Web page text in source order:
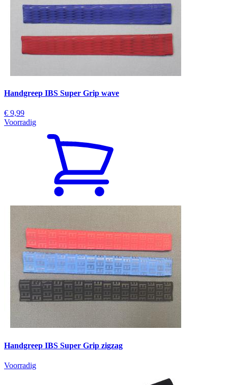
Handgreep IBS Super Grip wave
€ 9,99
Voorradig
Handgreep IBS Super Grip zigzag
Voorradig